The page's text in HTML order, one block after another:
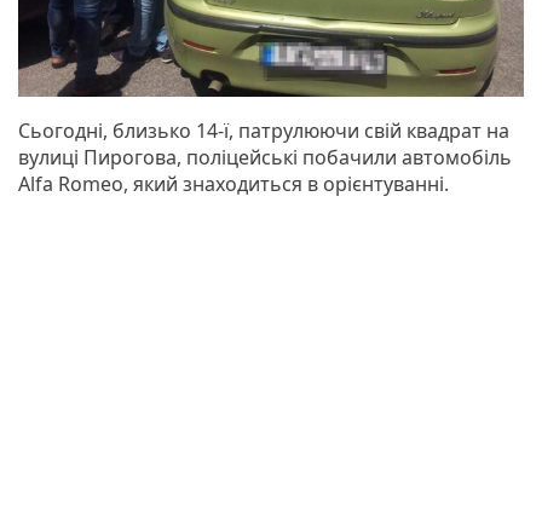
Сьогодні, близько 14-ї, патрулюючи свій квадрат на
вулиці Пирогова, поліцейські побачили автомобіль
Alfa Romeo, який знаходиться в орієнтуванні.